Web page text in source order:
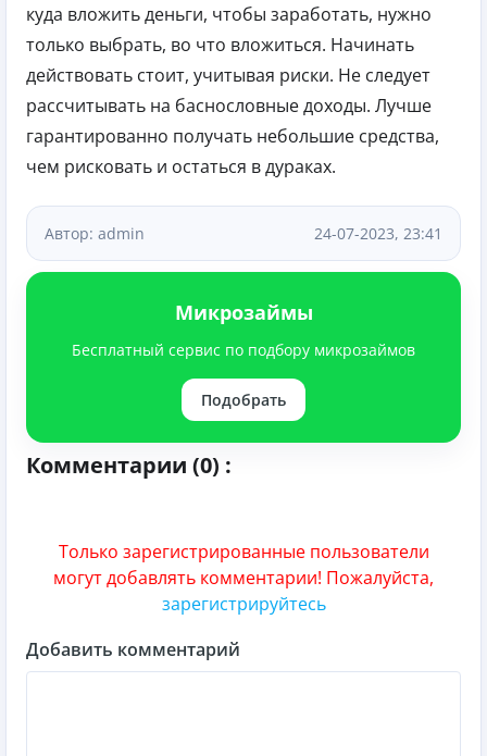
куда вложить деньги, чтобы заработать, нужно
только выбрать, во что вложиться. Начинать
действовать стоит, учитывая риски. Не следует
рассчитывать на баснословные доходы. Лучше
гарантированно получать небольшие средства,
чем рисковать и остаться в дураках.
Автор: admin 24-07-2023, 23:41
Микрозаймы
Бесплатный сервис по подбору микрозаймов
Подобрать
Комментарии (0) :
Только зарегистрированные пользователи
могут добавлять комментарии! Пожалуйста,
зарегистрируйтесь
Добавить комментарий